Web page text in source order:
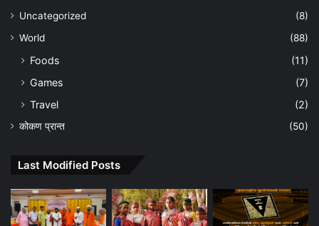
Uncategorized
(8)
World
(88)
Foods
(11)
Games
(7)
Travel
(2)
कोकण प्रान्त (50)
Last Modified Posts